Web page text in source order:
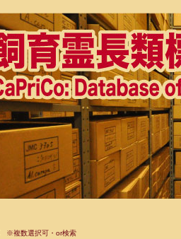
※複数選択可・or検索